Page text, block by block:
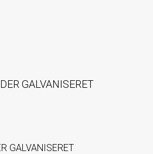
GALVANISERET
GALVANISERET